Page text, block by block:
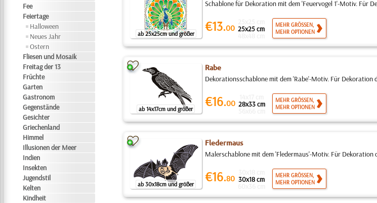
Fee
Feiertage
Halloween
Neues Jahr
Ostern
Fliesen und Mosaik
Freitag der 13
Früchte
Garten
Gastronom
Gegenstände
Gesichter
Griechenland
Himmel
Illusionen der Meer
Indien
Insekten
Jugendstil
Kelten
Kindheit
ab 25x25cm und größer
Schablone für Dekoration mit dem 'Feuervogel 1'-Motiv. Für
€13.00 25x25 cm
MEHR GRÖSSEN,
MEHR OPTIONEN
ab 14x17cm und größer
Rabe
Dekorationsschablone mit dem 'Rabe'-Motiv. Für Dekoration
€16.00 28x33 cm
MEHR GRÖSSEN,
MEHR OPTIONEN
ab 30x18cm und größer
Fledermaus
Malerschablone mit dem 'Fledermaus'-Motiv. Für Dekoration
€16.80 30x18 cm
MEHR GRÖSSEN,
MEHR OPTIONEN